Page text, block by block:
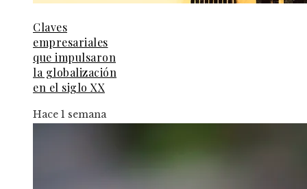
Claves
empresariales
que impulsaron
la globalización
en el siglo XX
Hace 1 semana